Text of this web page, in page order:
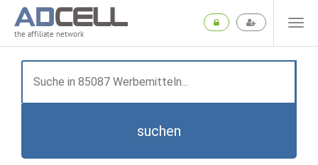
the affiliate network
suchen